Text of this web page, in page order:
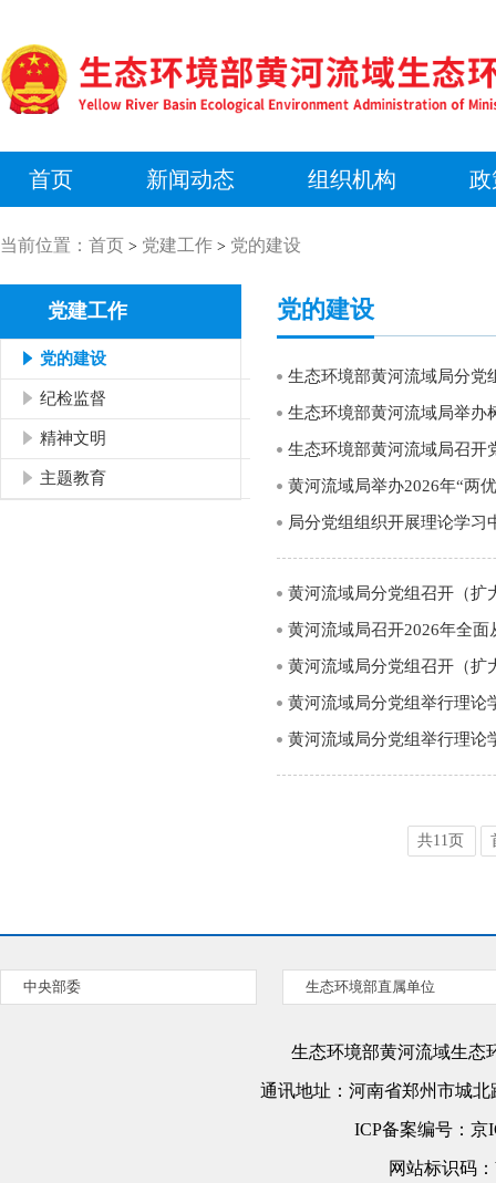
首页 新闻动态 组织机构 政
当前位置： 首页 > 党建工作 > 党的建设
党建工作
党的建设
纪检监督
精神文明
主题教育
党的建设
生态环境部黄河流域局分党
生态环境部黄河流域局召开
黄河流域局举办2026年“两
局分党组组织开展理论学习
黄河流域局分党组召开（扩
黄河流域局召开2026年全
黄河流域局分党组召开（扩
黄河流域局分党组举行理论
黄河流域局分党组举行理论
共11页
中央部委 生态环境部直属单位
生态环境部黄河流域生态
通讯地址： 河南省郑州市城北
ICP备案编号： 京
网站标识码：